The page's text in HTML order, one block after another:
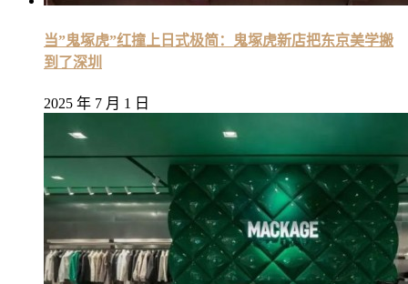
当”鬼塚虎”红撞上日式极简：鬼塚虎新店把东京美学搬
到了深圳
2025 年 7 月 1 日